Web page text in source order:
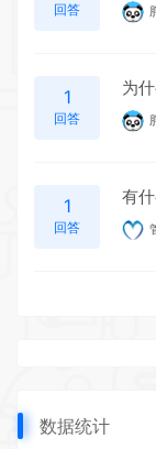
回答
1
回答
1
回答
有
数据统计